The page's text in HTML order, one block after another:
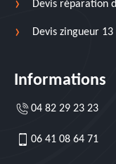
Devis réparation
Devis zingueur 13
Informations
04 82 29 23 23
06 41 08 64 71